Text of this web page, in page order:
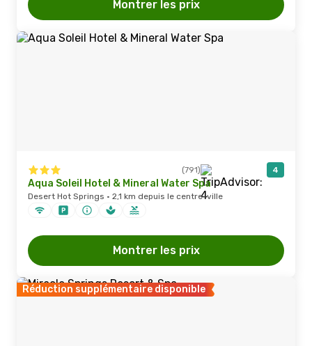
Montrer les prix
(791) 4
Aqua Soleil Hotel & Mineral Water Spa
Desert Hot Springs · 2,1 km depuis le centre-ville
Montrer les prix
Réduction supplémentaire disponible